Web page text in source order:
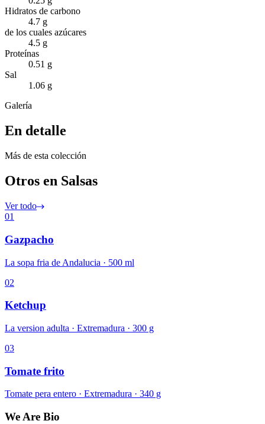
Hidratos de carbono
4.7 g
de los cuales azúcares
4.5 g
Proteínas
0.51 g
Sal
1.06 g
Galería
En detalle
Más de esta colección
Otros en Salsas
Ver todo
01
Gazpacho
La sopa fria de Andalucia · 500 ml
02
Ketchup
La version adulta · Extremadura · 300 g
03
Tomate frito
Tomate pera entero · Extremadura · 340 g
We Are Bio